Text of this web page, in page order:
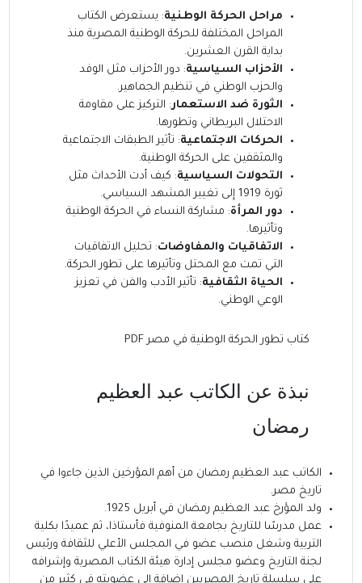
مراحل الحركة الوطنية: يستعرض الكتاب
المراحل المختلفة للحركة الوطنية المصرية منذ
بداية القرن العشرين.
الأحزاب السياسية: دور الأحزاب مثل الوفد
والحزب الوطني في تنظيم الجماهير.
الثورة ضد الاستعمار: التركيز على مقاومة
الاحتلال البريطاني وتطورها.
الحركات الاجتماعية: تأثير الطبقات الاجتماعية
والمثقفين على الحركة الوطنية.
التحولات السياسية: كيف أدت الأحداث مثل
ثورة 1919 إلى تغيير المشهد السياسي.
دور المرأة: مشاركة النساء في الحركة الوطنية
وتأثيرها.
الاتفاقيات والمفاوضات: تحليل الاتفاقيات
التي تمت مع المحتل وتأثيرها على تطور الحركة.
الحياة الثقافية: تأثير الأدب والفن في تعزيز
الوعي الوطني.
كتاب تطور الحركة الوطنية في مصر PDF
نبذة عن الكاتب عبد العظيم
رمضان
الكاتب عبد العظيم رمضان من أهم المؤرخين الذين جاءوا في
تاريخ مصر‏.
ولد المؤرخ عبد العظيم رمضان في أبريل 1925.
عمل مدرسًا للتاريخ بجامعة المنوفية فأستاذا، ثم عميدًا بكلية
التربية وشغل منصب عضو في المجلس الأعلي للثقافة ورئيس
لجنة التاريخ وعضو مجلس إدارة هيئة الكتاب المصرية‏‏ وإشرافه
علي سلسلة تاريخ المصريين‏ إضافة إلي عضويته في كثير من